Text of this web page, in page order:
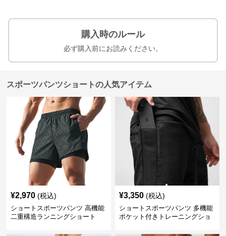
購入時のルール
必ず購入前にお読みください。
スポーツパンツショートの人気アイテム
¥2,970 (税込)
ショートスポーツパンツ 高機能
二重構造ランニングショート
¥3,350 (税込)
ショートスポーツパンツ 多機能
ポケット付きトレーニングショ